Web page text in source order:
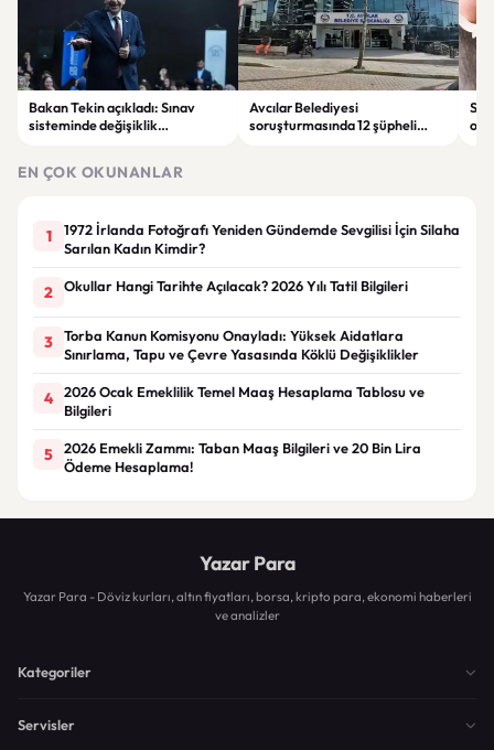
Bakan Tekin açıkladı: Sınav
sisteminde değişiklik
Avcılar Belediyesi
soruşturmasında 12 şüpheli
EN ÇOK OKUNANLAR
1
1972 İrlanda Fotoğrafı Yeniden Gündemde Sevgilisi İçin Silaha
Sarılan Kadın Kimdir?
2 Okullar Hangi Tarihte Açılacak? 2026 Yılı Tatil Bilgileri
3
Torba Kanun Komisyonu Onayladı: Yüksek Aidatlara
Sınırlama, Tapu ve Çevre Yasasında Köklü Değişiklikler
4
2026 Ocak Emeklilik Temel Maaş Hesaplama Tablosu ve
Bilgileri
5
2026 Emekli Zammı: Taban Maaş Bilgileri ve 20 Bin Lira
Ödeme Hesaplama!
Yazar Para
Yazar Para - Döviz kurları, altın fiyatları, borsa, kripto para, ekonomi haberleri
ve analizler
Kategoriler
Servisler